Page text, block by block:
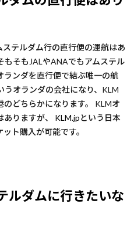
テルダム行の直行便の運航はあ
もそもJALやANAでもアムステル
ランダを直行便で結ぶ唯一の航
うオランダの会社になり、KLM
どちらかになります。 KLMオ
りますが、 KLM.jpという日本
ト購入が可能です。
ルダムに行きたいな